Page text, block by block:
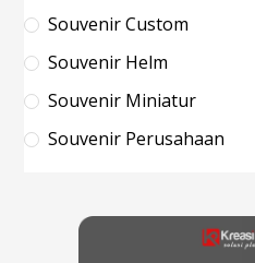
Souvenir Custom
Souvenir Helm
Souvenir Miniatur
Souvenir Perusahaan